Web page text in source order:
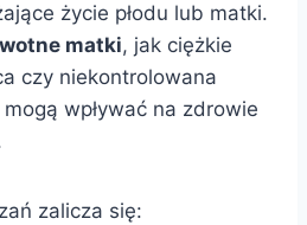
życie płodu lub matki.
matki, jak ciężkie
czy niekontrolowana
wpływać na zdrowie
zalicza się: